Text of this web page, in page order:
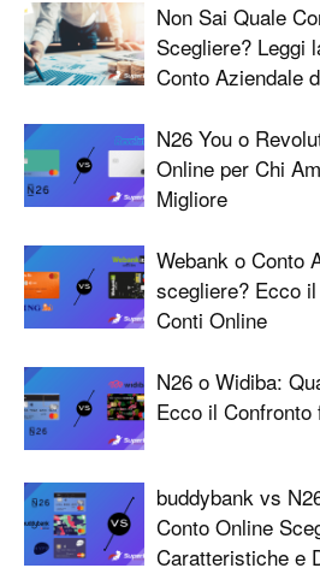
Non Sai Quale
Scegliere? Leggi
Conto Aziendale
N26 You o
Online per Chi
Migliore
Webank o Conto
scegliere? Ecco
Conti Online
N26 o Widiba:
Ecco il
buddybank vs
Conto Online
Caratteristiche e